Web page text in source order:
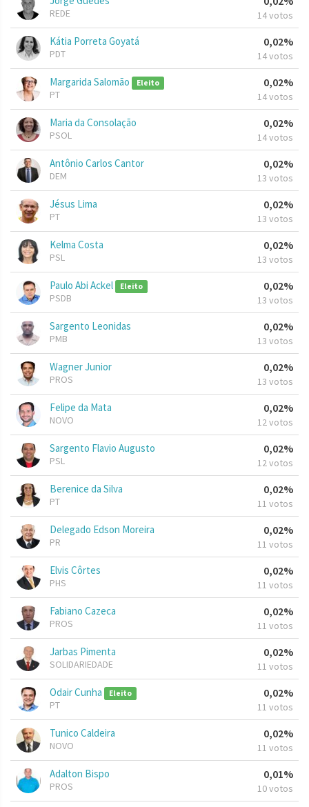
REDE 14 votos
Kátia Porreta Goyatá
PDT
0,02%
14 votos
Margarida Salomão Eleito
PT
0,02%
14 votos
Maria da Consolação
PSOL
0,02%
14 votos
Antônio Carlos Cantor
DEM
0,02%
13 votos
Jésus Lima
PT
0,02%
13 votos
Kelma Costa
PSL
0,02%
13 votos
Paulo Abi Ackel Eleito
PSDB
0,02%
13 votos
Sargento Leonidas
PMB
0,02%
13 votos
Wagner Junior
PROS
0,02%
13 votos
Felipe da Mata
NOVO
0,02%
12 votos
Sargento Flavio Augusto
PSL
0,02%
12 votos
Berenice da Silva
PT
0,02%
11 votos
Delegado Edson Moreira
PR
0,02%
11 votos
Elvis Côrtes
PHS
0,02%
11 votos
Fabiano Cazeca
PROS
0,02%
11 votos
Jarbas Pimenta
SOLIDARIEDADE
0,02%
11 votos
Odair Cunha Eleito
PT
0,02%
11 votos
Tunico Caldeira
NOVO
0,02%
11 votos
Adalton Bispo
PROS
0,01%
10 votos